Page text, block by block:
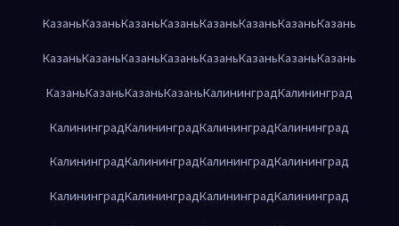
КазаньКазаньКазаньКазаньКазаньКазаньКазаньКазань
КазаньКазаньКазаньКазаньКазаньКазаньКазаньКазань
КазаньКазаньКазаньКазаньКалининградКалининград
КалининградКалининградКалининградКалининград
КалининградКалининградКалининградКалининград
КалининградКалининградКалининградКалининград